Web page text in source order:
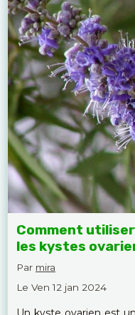
Comment
les kystes
Par mira
Le Ven 12 jan 2024